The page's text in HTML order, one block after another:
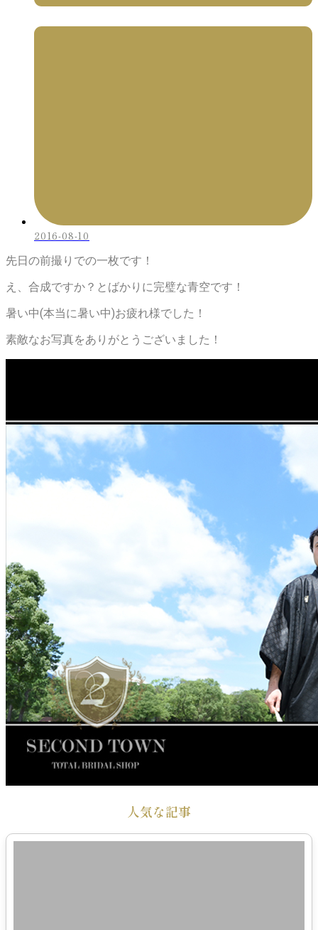
2016-08-10
先日の前撮りでの一枚です！
え、合成ですか？とばかりに完璧な青空です！
暑い中(本当に暑い中)お疲れ様でした！
素敵なお写真をありがとうございました！
人気な記事